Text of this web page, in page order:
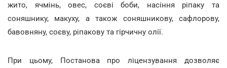
жито, ячмінь, овес, соєві боби, насіння ріпаку та
соняшнику, макуху, а також соняшникову, сафлорову,
бавовняну, соєву, ріпакову та гірчичну олії.
При цьому, Постанова про ліцензування дозволяє